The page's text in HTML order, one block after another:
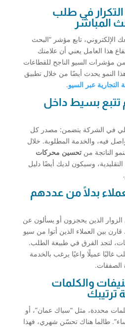
التكرار في طلب
المباشر
الإلكتروني، تابع مؤشر “البحث
هذا العامل يعني أن علامتك
مؤشرات السيو الناجح للقطاعات
النمو يحدث أيضًا من خلال تطبيق
التجارية عبر السيو.
تتبع بسيط داخل
في الشركة يتضمن: مصدر كل
فيه، والخدمة المطلوبة. خلال
الناتجة من تحسين محركات
وسيكون لديك أيضًا دليل
بدلًا من عددهم
الذين يحجزون أو يسألون عن
بين العملاء الذين أتوا من سيو
لتجد الفرق في طبيعة الطلب.
غالبًا عميلًا واعيًا يرغب بالخدمة
الصفقات.
والكلمات
ترتيبك
محددة، مثل “سباك عمان”، أو
طالما هناك تحسّن شهري، فهذا